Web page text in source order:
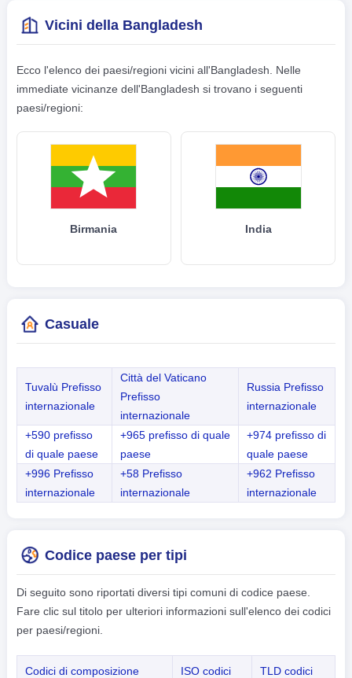
Vicini della Bangladesh
Ecco l'elenco dei paesi/regioni vicini all'Bangladesh. Nelle
immediate vicinanze dell'Bangladesh si trovano i seguenti
paesi/regioni:
Birmania India
Casuale
Tuvalù Prefisso
internazionale
Città del Vaticano
Prefisso
internazionale
Russia Prefisso
internazionale
+590 prefisso
di quale paese
+965 prefisso di quale
paese
+974 prefisso di
quale paese
+996 Prefisso
internazionale
+58 Prefisso
internazionale
+962 Prefisso
internazionale
Codice paese per tipi
Di seguito sono riportati diversi tipi comuni di codice paese.
Fare clic sul titolo per ulteriori informazioni sull'elenco dei codici
per paesi/regioni.
Codici di composizione ISO codici TLD codici